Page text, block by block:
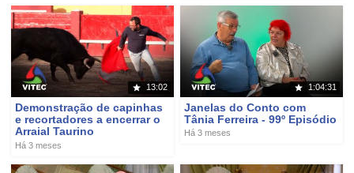
13:02
Demonstração de capinhas
e recortadores a encerrar o
Arraial Taurino
Há 3 meses
1:04:31
Janelas do Conto com
Tânia Ferreira - 99º Episódio
Há 3 meses